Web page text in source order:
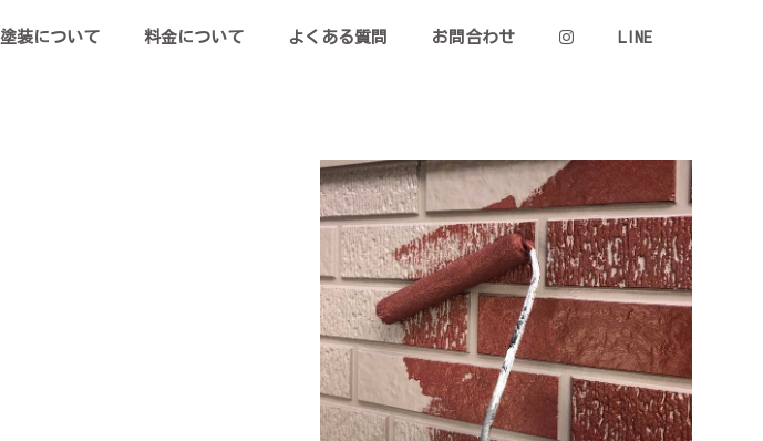
塗装について 料金について よくある質問 お問合わせ LINE